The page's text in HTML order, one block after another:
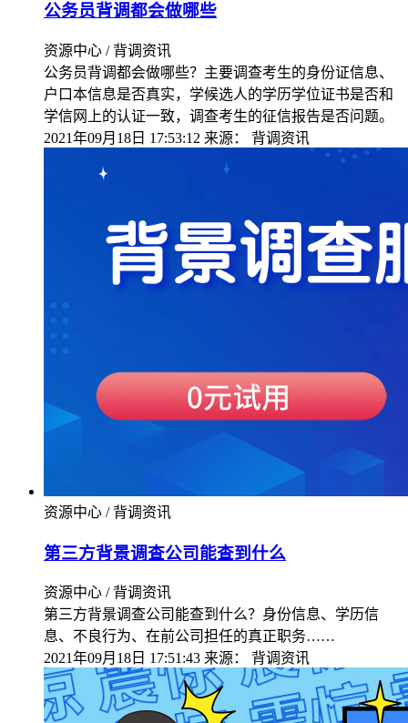
公务员背调都会做哪些
资源中心 / 背调资讯
公务员背调都会做哪些？主要调查考生的身份证信息、
户口本信息是否真实，学候选人的学历学位证书是否和
学信网上的认证一致，调查考生的征信报告是否问题。
2021年09月18日 17:53:12 来源： 背调资讯
资源中心 / 背调资讯
第三方背景调查公司能查到什么
资源中心 / 背调资讯
第三方背景调查公司能查到什么？身份信息、学历信
息、不良行为、在前公司担任的真正职务……
2021年09月18日 17:51:43 来源： 背调资讯